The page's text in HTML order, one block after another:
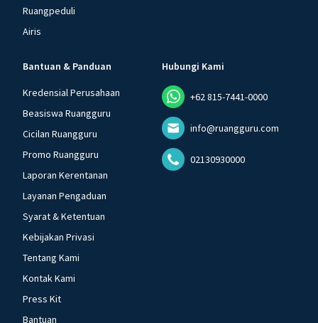
Ruangpeduli
Airis
Bantuan & Panduan
Kredensial Perusahaan
Beasiswa Ruangguru
Cicilan Ruangguru
Promo Ruangguru
Laporan Kerentanan
Layanan Pengaduan
Syarat & Ketentuan
Kebijakan Privasi
Tentang Kami
Kontak Kami
Press Kit
Bantuan
Hubungi Kami
+62 815-7441-0000
info@ruangguru.com
02130930000